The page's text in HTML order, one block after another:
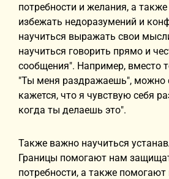
потребности и желания, а
избежать недоразумений и
научиться выражать свои
научиться говорить прямо и
сообщения". Например, вместо
"Ты меня раздражаешь", можно
кажется, что я чувствую себя
когда ты делаешь это".
Также важно научиться
Границы помогают нам
потребности, а также